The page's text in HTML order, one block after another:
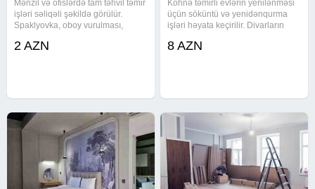
Mənzil və ofislərdə tam təhvil təmir
işləri səliqəli şəkildə görülür.
Spaklyovka, oboy vurulması,
qiymətlərlə icra olunur. Malyar
2 AZN
Köhnə təmirli evlərin yenilənməsi
üçün söküntü və yenidənqurma
işləri həyata keçirilir. Divarların
tavan sistemlərinin yığılması
8 AZN